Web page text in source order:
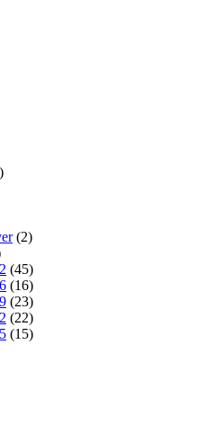
(2)
(45)
(16)
(23)
(22)
(15)